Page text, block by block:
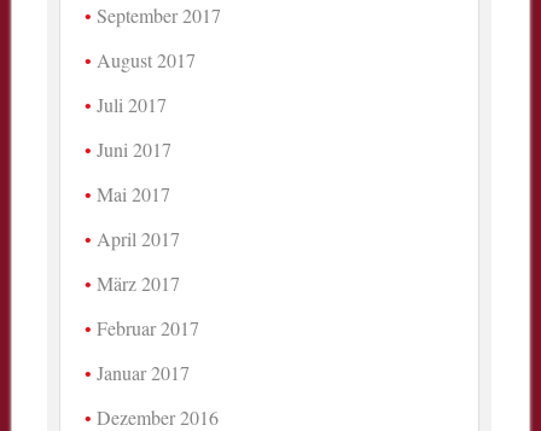
September 2017
August 2017
Juli 2017
Juni 2017
Mai 2017
April 2017
März 2017
Februar 2017
Januar 2017
Dezember 2016